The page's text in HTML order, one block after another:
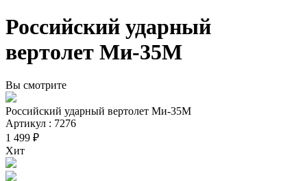
Российский ударный
вертолет Ми-35М
Вы смотрите
Российский ударный вертолет Ми-35М
Артикул : 7276
1 499 ₽
Хит